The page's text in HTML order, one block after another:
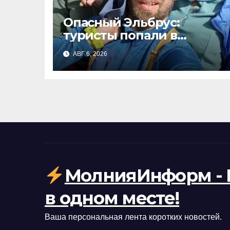
Опасный Эльбрус:
туристы попали в
трудовой лагерь с гуру-
сектантом и тухлой едой
АВГ 6, 2026
МолнияИнформ -
в одном месте!
Ваша персональная лента коротких новостей.